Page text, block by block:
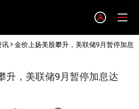
讯> 金价上扬美股攀升，美联储9月暂停加息
升，美联储9月暂停加息达